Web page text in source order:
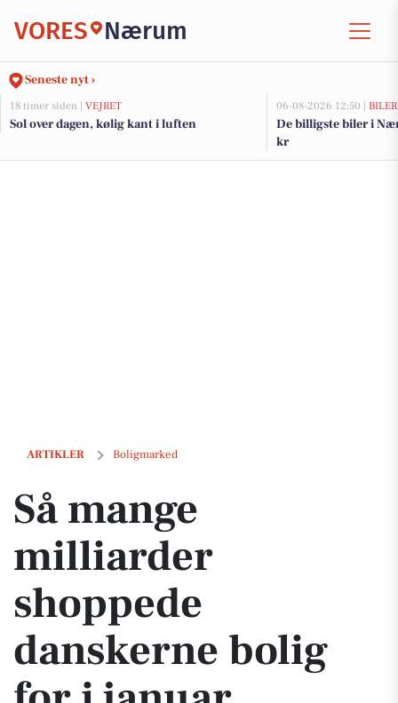
VORES Nærum
Seneste nyt ›
18 timer siden | VEJRET
Sol over dagen, kølig kant i luften
06-08-2026 12:50 | BILER
De billigste biler i
kr
ARTIKLER Boligmarked
Så mange milliarder shoppede danskerne bolig for i januar
Så mange
milliarder
shoppede
danskerne bolig